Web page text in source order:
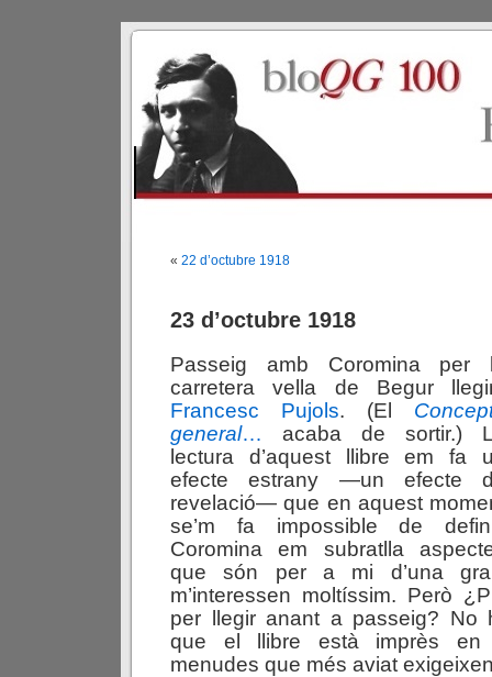
« 22 d’octubre 1918
23 d’octubre 1918
Passeig amb Coromina per
carretera vella de Begur
Francesc Pujols. (El
general… acaba de sortir.)
lectura d’aquest llibre em fa
efecte estrany —un efecte
revelació— que en aquest
se’m fa impossible de
Coromina em subratlla
que són per a mi d’una
m’interessen moltíssim. Però
per llegir anant a passeig? No
que el llibre està imprès en
menudes que més aviat